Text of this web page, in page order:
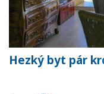
Hezký byt pár